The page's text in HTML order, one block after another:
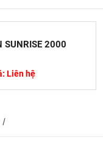
SUNRISE 2000
Liên hệ